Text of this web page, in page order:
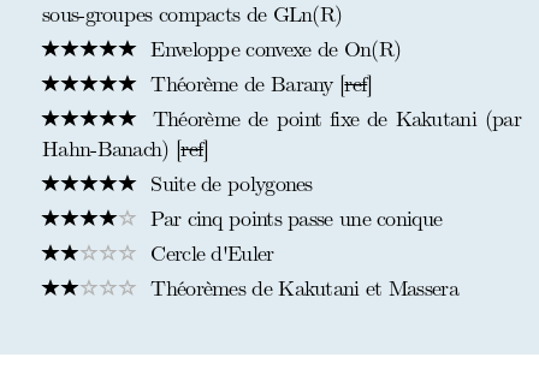
sous-groupes compacts de GLn(R)
Enveloppe convexe de On(R)
Théorème de Barany [ref]
Théorème de point fixe de Kakutani (par
Hahn-Banach) [ref]
Suite de polygones
Par cinq points passe une conique
Cercle d'Euler
Théorèmes de Kakutani et Massera